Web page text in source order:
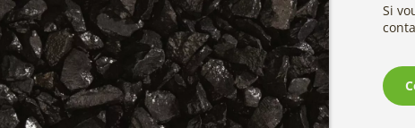
Si